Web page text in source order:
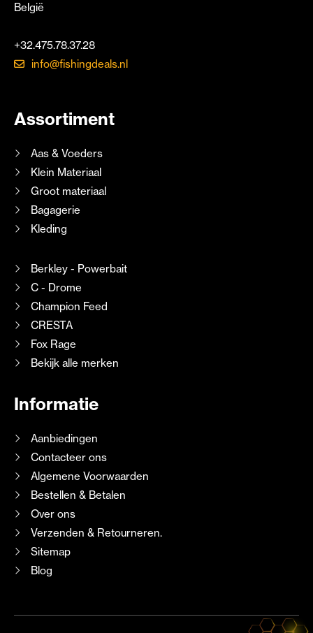
België
+32.475.78.37.28
info@fishingdeals.nl
Assortiment
Aas & Voeders
Klein Materiaal
Groot materiaal
Bagagerie
Kleding
Berkley - Powerbait
C - Drome
Champion Feed
CRESTA
Fox Rage
Bekijk alle merken
Informatie
Aanbiedingen
Contacteer ons
Algemene Voorwaarden
Bestellen & Betalen
Over ons
Verzenden & Retourneren.
Sitemap
Blog